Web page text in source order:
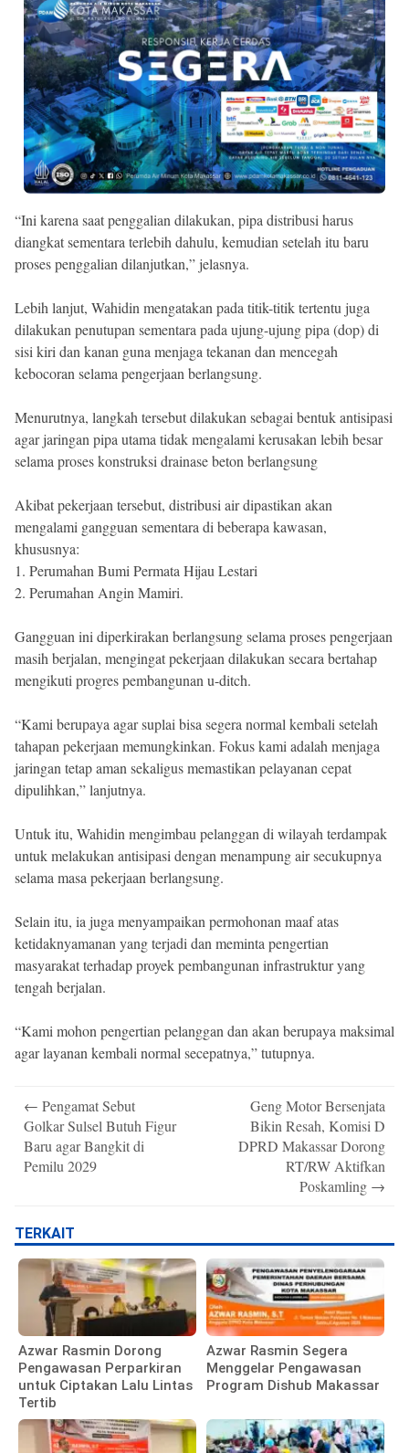
“Ini karena saat penggalian dilakukan, pipa distribusi harus
diangkat sementara terlebih dahulu, kemudian setelah itu baru
proses penggalian dilanjutkan,” jelasnya.
Lebih lanjut, Wahidin mengatakan pada titik-titik tertentu juga
dilakukan penutupan sementara pada ujung-ujung pipa (dop) di
sisi kiri dan kanan guna menjaga tekanan dan mencegah
kebocoran selama pengerjaan berlangsung.
Menurutnya, langkah tersebut dilakukan sebagai bentuk antisipasi
agar jaringan pipa utama tidak mengalami kerusakan lebih besar
selama proses konstruksi drainase beton berlangsung
Akibat pekerjaan tersebut, distribusi air dipastikan akan
mengalami gangguan sementara di beberapa kawasan,
khususnya:
1. Perumahan Bumi Permata Hijau Lestari
2. Perumahan Angin Mamiri.
Gangguan ini diperkirakan berlangsung selama proses pengerjaan
masih berjalan, mengingat pekerjaan dilakukan secara bertahap
mengikuti progres pembangunan u-ditch.
“Kami berupaya agar suplai bisa segera normal kembali setelah
tahapan pekerjaan memungkinkan. Fokus kami adalah menjaga
jaringan tetap aman sekaligus memastikan pelayanan cepat
dipulihkan,” lanjutnya.
Untuk itu, Wahidin mengimbau pelanggan di wilayah terdampak
untuk melakukan antisipasi dengan menampung air secukupnya
selama masa pekerjaan berlangsung.
Selain itu, ia juga menyampaikan permohonan maaf atas
ketidaknyamanan yang terjadi dan meminta pengertian
masyarakat terhadap proyek pembangunan infrastruktur yang
tengah berjalan.
“Kami mohon pengertian pelanggan dan akan berupaya maksimal
agar layanan kembali normal secepatnya,” tutupnya.
navigation
← Pengamat Sebut
Golkar Sulsel Butuh Figur
Baru agar Bangkit di
Pemilu 2029
Geng Motor Bersenjata
Bikin Resah, Komisi D
DPRD Makassar Dorong
RT/RW Aktifkan
Poskamling →
TERKAIT
Azwar Rasmin Dorong
Pengawasan Perparkiran
untuk Ciptakan Lalu Lintas
Tertib
Azwar Rasmin Segera
Menggelar Pengawasan
Program Dishub Makassar